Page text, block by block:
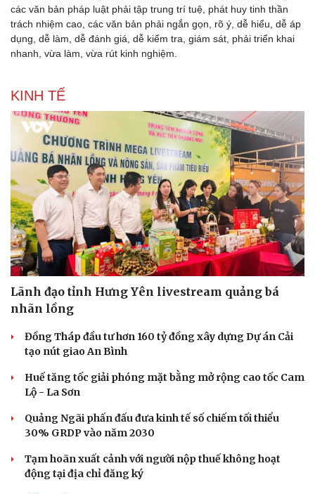
Doanh nhân
Vì cộng đồng
Trải nghiệm
Chuyển đổi số
các văn bản pháp luật phải tập trung trí tuệ, phát huy tinh thần
trách nhiệm cao, các văn bản phải ngắn gọn, rõ ý, dễ hiểu, dễ áp
dụng, dễ làm, dễ đánh giá, dễ kiểm tra, giám sát, phải triển khai
nhanh, vừa làm, vừa rút kinh nghiệm.
KINH TẾ
Lãnh đạo tỉnh Hưng Yên livestream quảng bá
nhãn lồng
Đồng Tháp đầu tư hơn 160 tỷ đồng xây dựng Dự án Cải
tạo nút giao An Bình
Huế tăng tốc giải phóng mặt bằng mở rộng cao tốc Cam
Lộ - La Sơn
Quảng Ngãi phấn đấu đưa kinh tế số chiếm tối thiểu
30% GRDP vào năm 2030
Tạm hoãn xuất cảnh với người nộp thuế không hoạt
động tại địa chỉ đăng ký